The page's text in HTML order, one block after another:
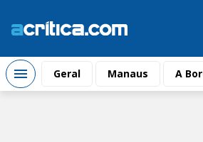
Geral Manaus A